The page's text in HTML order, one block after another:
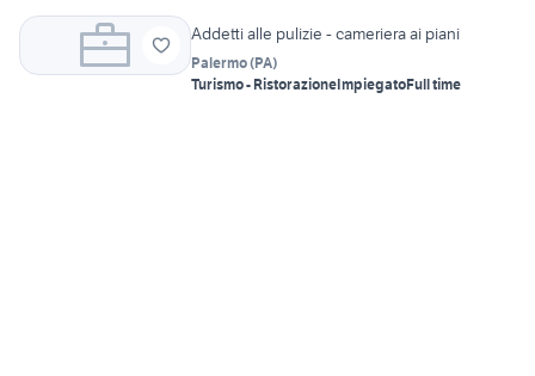
Addetti alle pulizie - cameriera ai piani
Palermo(PA)
Turismo - RistorazioneImpiegatoFull time